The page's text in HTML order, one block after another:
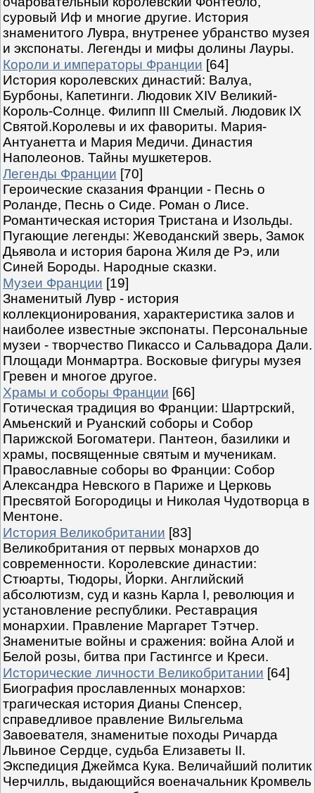
суровый Иф и многие другие. История
знаменитого Лувра, внутренее убранство музея
и экспонаты. Легенды и мифы долины Лауры.
Короли и императоры Франции [64]
История королевских династий: Валуа,
Бурбоны, Капетинги. Людовик XIV Великий-
Король-Солнце. Филипп III Смелый. Людовик IX
Святой.Королевы и их фавориты. Мария-
Антуанетта и Мария Медичи. Династия
Наполеонов. Тайны мушкетеров.
Легенды Франции [70]
Героические сказания Франции - Песнь о
Роланде, Песнь о Сиде. Роман о Лисе.
Романтическая история Тристана и Изольды.
Пугающие легенды: Жеводанский зверь, Замок
Дьявола и история барона Жиля де Рэ, или
Синей Бороды. Народные сказки.
Музеи Франции [19]
Знаменитый Лувр - история
коллекционирования, характеристика залов и
наиболее известные экспонаты. Персональные
музеи - творчество Пикассо и Сальвадора Дали.
Площади Монмартра. Восковые фигуры музея
Гревен и многое другое.
Храмы и соборы Франции [66]
Готическая традиция во Франции: Шартрский,
Амьенский и Руанский соборы и Собор
Парижской Богоматери. Пантеон, базилики и
храмы, посвященные святым и мученикам.
Православные соборы во Франции: Собор
Александра Невского в Париже и Церковь
Пресвятой Богородицы и Николая Чудотворца в
Ментоне.
История Великобритании [83]
Великобритания от первых монархов до
современности. Королевские династии:
Стюарты, Тюдоры, Йорки. Английский
абсолютизм, суд и казнь Карла I, революция и
установление республики. Реставрация
монархии. Правление Маргарет Тэтчер.
Знаменитые войны и сражения: война Алой и
Белой розы, битва при Гастингсе и Креси.
Исторические личности Великобритании [64]
Биография прославленных монархов:
трагическая история Дианы Спенсер,
справедливое правление Вильгельма
Завоевателя, знаменитые походы Ричарда
Львиное Сердце, судьба Елизаветы II.
Экспедиция Джеймса Кука. Величайший политик
Черчилль, выдающийся военачальник Кромвель